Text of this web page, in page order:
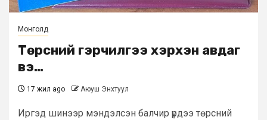
Монголд
Төрсний гэрчилгээ хэрхэн авдаг
вэ…
17 жил ago Аюуш Энхтуул
Иргэд шинээр мэндэлсэн балчир үрдээ төрсний